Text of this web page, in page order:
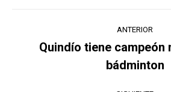
Navegación
entre
publicaciones
ANTERIOR
anterior:
Quindío tiene campeón
bádminton